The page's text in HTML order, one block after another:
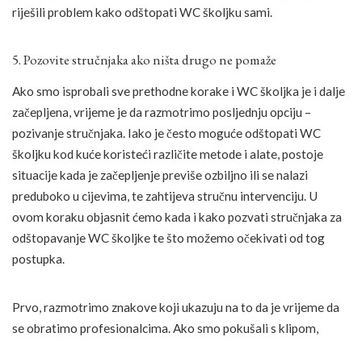
riješili problem kako odštopati WC školjku sami.
5. Pozovite stručnjaka ako ništa drugo ne pomaže
Ako smo isprobali sve prethodne korake i WC školjka je i dalje
začepljena, vrijeme je da razmotrimo posljednju opciju –
pozivanje stručnjaka. Iako je često moguće odštopati WC
školjku kod kuće koristeći različite metode i alate, postoje
situacije kada je začepljenje previše ozbiljno ili se nalazi
preduboko u cijevima, te zahtijeva stručnu intervenciju. U
ovom koraku objasnit ćemo kada i kako pozvati stručnjaka za
odštopavanje WC školjke te što možemo očekivati od tog
postupka.
Prvo, razmotrimo znakove koji ukazuju na to da je vrijeme da
se obratimo profesionalcima. Ako smo pokušali s klipom,